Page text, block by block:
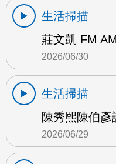
生活掃描
莊文凱 FM AM
2026/06/30
生活掃描
陳秀熙陳伯彥
2026/06/29